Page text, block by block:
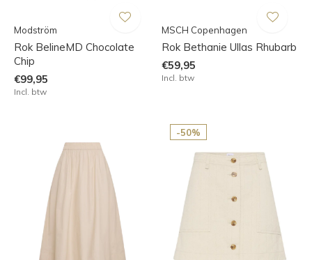
Modström
Rok BelineMD Chocolate
Chip
€99,95
Incl. btw
MSCH Copenhagen
Rok Bethanie Ullas Rhubarb
€59,95
Incl. btw
-50%